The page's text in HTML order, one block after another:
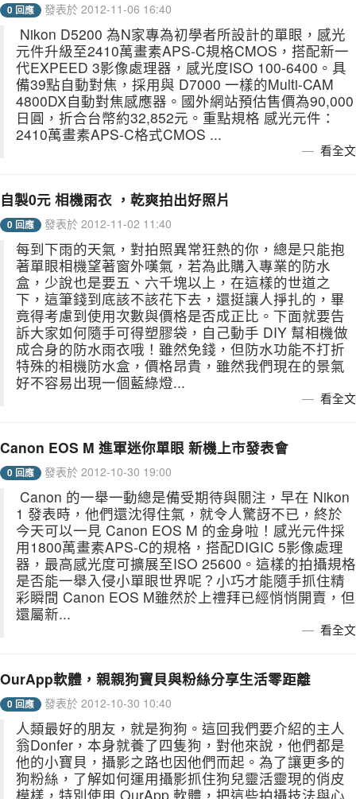
0 回應 發表於 2012-11-06 16:40
Nikon D5200 為N家專為初學者所設計的單眼，感光
元件升級至2410萬畫素APS-C規格CMOS，搭配新一
代EXPEED 3影像處理器，感光度ISO 100-6400。具
備39點自動對焦，採用與 D7000 一樣的Multi-CAM
4800DX自動對焦感應器。國外網站預估售價為90,000
日圓，折合台幣約32,852元。重點規格 感光元件：
2410萬畫素APS-C格式CMOS ...
看全文
自製0元 相機雨衣 ，乾爽拍出好照片
0 回應 發表於 2012-11-02 11:40
每到下雨的天氣，對拍照異常狂熱的你，總是只能抱
著單眼相機望著窗外嘆氣，若為此購入專業的防水
盒，少說也是要五、六千塊以上，在這樣的世道之
下，這筆錢到底該不該花下去，還挺讓人掙扎的，畢
竟得考慮到使用次數與價格是否成正比。下面就要告
訴大家如何隨手可得塑膠袋，自己動手 DIY 幫相機做
成合身的防水雨衣哦！雖然免錢，但防水功能不打折
特殊的相機防水盒，價格昂貴，雖然我們現在的景氣
好不容易出現一個藍綠燈...
看全文
Canon EOS M 進軍迷你單眼 新機上市發表會
0 回應 發表於 2012-10-30 19:00
Canon 的一舉一動總是備受期待與關注，早在 Nikon
1 發表時，他們還沈得住氣，就令人驚訝不已，終於
今天可以一見 Canon EOS M 的金身啦！感光元件採
用1800萬畫素APS-C的規格，搭配DIGIC 5影像處理
器，最高感光度可擴展至ISO 25600。這樣的拍攝規格
是否能一舉入侵小單眼世界呢？小巧才能隨手抓住精
彩瞬間 Canon EOS M雖然於上禮拜已經悄悄開賣，但
還屬新...
看全文
OurApp軟體，親親狗寶貝與粉絲分享生活零距離
0 回應 發表於 2012-10-30 10:40
人類最好的朋友，就是狗狗。這回我們要介紹的主人
翁Donfer，本身就養了四隻狗，對他來說，他們都是
他的小寶貝，攝影之路也因他們而起。為了讓更多的
狗粉絲，了解如何運用攝影抓住狗兒靈活靈現的俏皮
模樣，特別使用 OurApp 軟體，把這些拍攝技法與心